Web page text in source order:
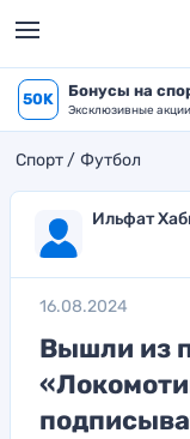
50K Бонусы на
Эксклюзивные
Спорт Футбол
Ильфат
16.08.2024
Вышли из